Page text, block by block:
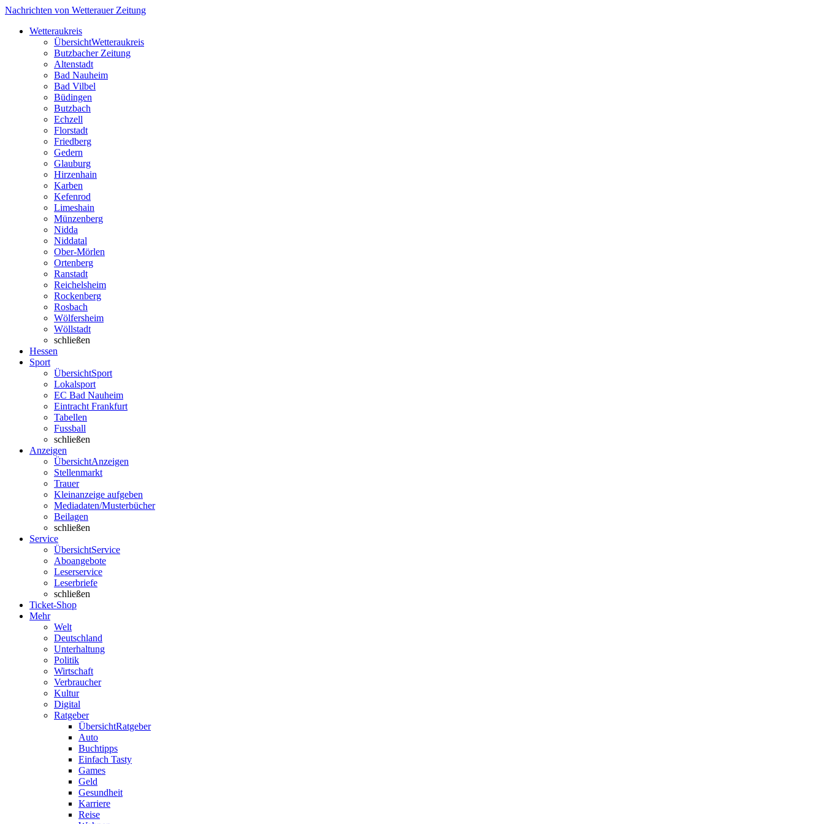
Nachrichten von Wetterauer Zeitung
Wetteraukreis
ÜbersichtWetteraukreis
Butzbacher Zeitung
Altenstadt
Bad Nauheim
Bad Vilbel
Büdingen
Butzbach
Echzell
Florstadt
Friedberg
Gedern
Glauburg
Hirzenhain
Karben
Kefenrod
Limeshain
Münzenberg
Nidda
Niddatal
Ober-Mörlen
Ortenberg
Ranstadt
Reichelsheim
Rockenberg
Rosbach
Wölfersheim
Wöllstadt
schließen
Hessen
Sport
ÜbersichtSport
Lokalsport
EC Bad Nauheim
Eintracht Frankfurt
Tabellen
Fussball
schließen
Anzeigen
ÜbersichtAnzeigen
Stellenmarkt
Trauer
Kleinanzeige aufgeben
Mediadaten/Musterbücher
Beilagen
schließen
Service
ÜbersichtService
Aboangebote
Leserservice
Leserbriefe
schließen
Ticket-Shop
Mehr
Welt
Deutschland
Unterhaltung
Politik
Wirtschaft
Verbraucher
Kultur
Digital
Ratgeber
ÜbersichtRatgeber
Auto
Buchtipps
Einfach Tasty
Games
Geld
Gesundheit
Karriere
Reise